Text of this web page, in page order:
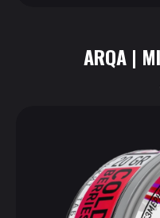
ARQA |